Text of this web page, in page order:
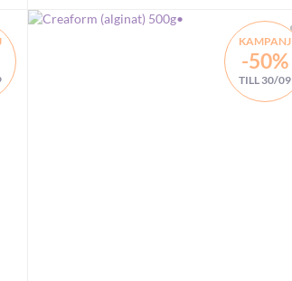
KAMPANJ
-50%
TILL 30/09